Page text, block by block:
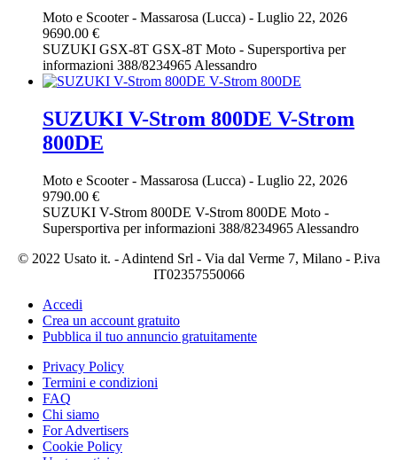
Moto e Scooter- Massarosa (Lucca) - Luglio 22, 2026
9690.00 €
SUZUKI GSX-8T GSX-8T Moto - Supersportiva per
informazioni 388/8234965 Alessandro
SUZUKI V-Strom 800DE V-Strom
800DE
Moto e Scooter- Massarosa (Lucca) - Luglio 22, 2026
9790.00 €
SUZUKI V-Strom 800DE V-Strom 800DE Moto -
Supersportiva per informazioni 388/8234965 Alessandro
© 2022 Usato it. - Adintend Srl - Via dal Verme 7, Milano - P.iva
IT02357550066
Accedi
Crea un account gratuito
Pubblica il tuo annuncio gratuitamente
Privacy Policy
Termini e condizioni
FAQ
Chi siamo
For Advertisers
Cookie Policy